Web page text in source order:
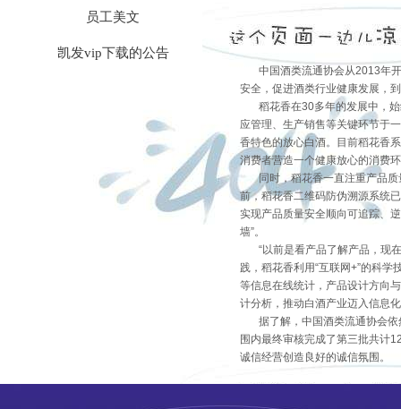
员工美文
凯发vip下载的公告
中国酒类流通协会从2013年开
安全，促进酒类行业健康发展，
稻花香在30多年的发展中，始
应管理、生产销售等关键环节于
香特色的放心白酒。目前稻花香
消费者营造一个健康放心的消费
同时，稻花香一直注重产品质
前，稻花香二维码防伪溯源系统
实现产品质量安全顺向可追踪、
墙”。
“以前是看产品了解产品，现在
践，稻花香利用“互联网+”的科
等信息在线统计，产品设计方向
计分析，推动白酒产业迈入信息
据了解，中国酒类流通协会依
围内最终审核完成了第三批共计
诚信经营创造良好的诚信氛围。